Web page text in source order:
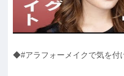
◆#️アラフォーメイクで気を付